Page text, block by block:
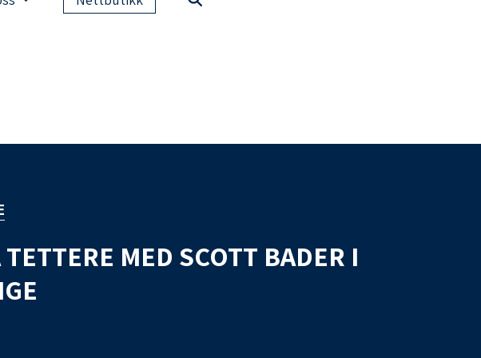
MED SCOTT BADER I